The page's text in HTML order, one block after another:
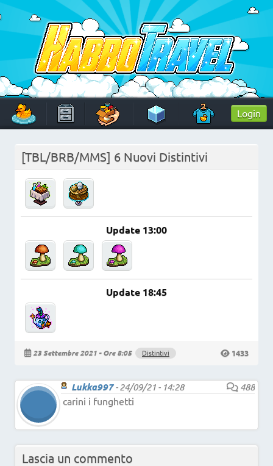
Skip
to
content
HabboTravel
Un viaggio di pixel!
Login
[TBL/BRB/MMS] 6 Nuovi Distintivi
Update 13:00
Update 18:45
23 Settembre 2021 - Ore 8:05 Distintivi 1433
Lukka997-24/09/21 - 14:28
488
carini i funghetti
Lascia un commento